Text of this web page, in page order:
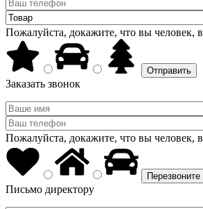
Пожалуйста, докажите, что вы человек,
Заказать звонок
Пожалуйста, докажите, что вы человек,
Письмо директору